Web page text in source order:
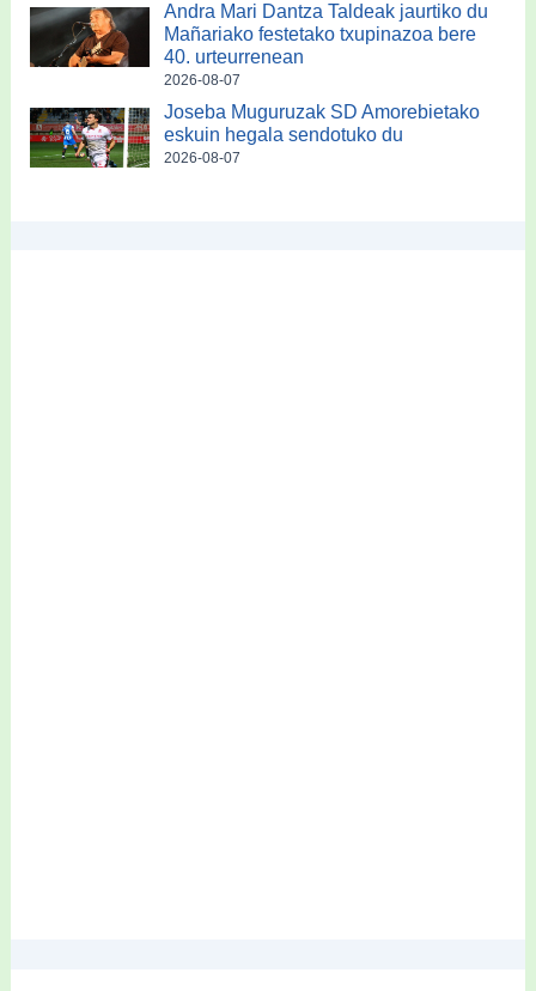
Andra Mari Dantza Taldeak jaurtiko du
Mañariako festetako txupinazoa bere
40. urteurrenean
2026-08-07
Joseba Muguruzak SD Amorebietako
eskuin hegala sendotuko du
2026-08-07